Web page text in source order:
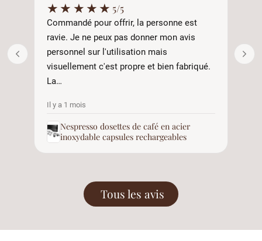
★ ★ ★ ★ ★ 5/5
Commandé pour offrir, la personne est
ravie. Je ne peux pas donner mon avis
personnel sur l'utilisation mais
visuellement c'est propre et bien fabriqué.
La…
Il y a 1 mois
Nespresso dosettes de café en acier
inoxydable capsules rechargeables
Tous les avis